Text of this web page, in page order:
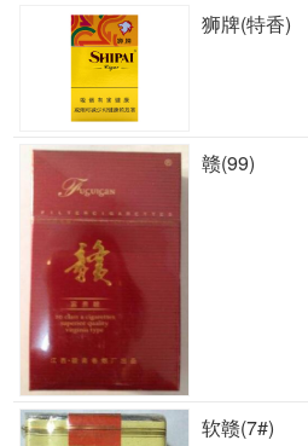
狮牌(特香)
赣(99)
软赣(7#)